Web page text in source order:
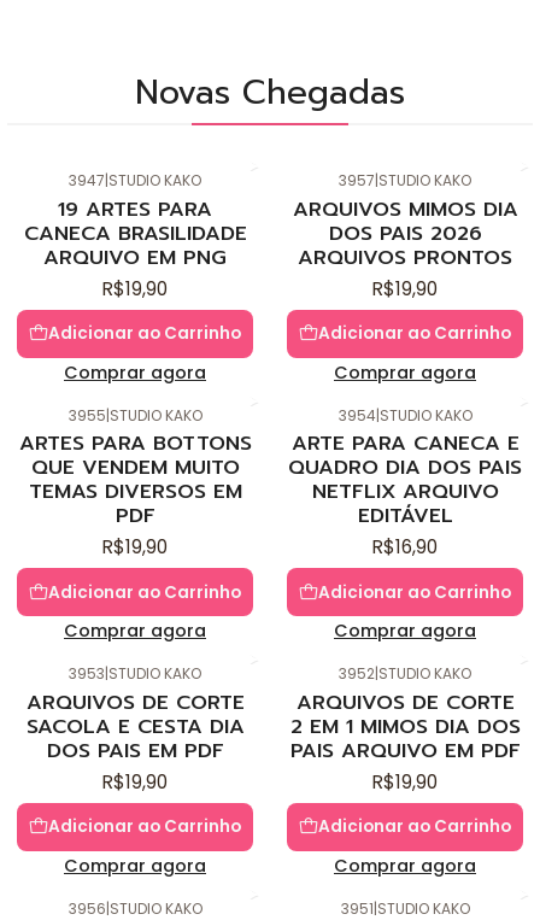
Novas Chegadas
3947|STUDIO KAKO
19 ARTES PARA
CANECA BRASILIDADE
ARQUIVO EM PNG
R$19,90
Adicionar ao Carrinho
Comprar agora
3957|STUDIO KAKO
ARQUIVOS MIMOS DIA
DOS PAIS 2026
ARQUIVOS PRONTOS
R$19,90
Adicionar ao Carrinho
Comprar agora
3955|STUDIO KAKO
ARTES PARA BOTTONS
QUE VENDEM MUITO
TEMAS DIVERSOS EM
PDF
R$19,90
Adicionar ao Carrinho
Comprar agora
3954|STUDIO KAKO
ARTE PARA CANECA E
QUADRO DIA DOS PAIS
NETFLIX ARQUIVO
EDITÁVEL
R$16,90
Adicionar ao Carrinho
Comprar agora
3953|STUDIO KAKO
ARQUIVOS DE CORTE
SACOLA E CESTA DIA
DOS PAIS EM PDF
R$19,90
Adicionar ao Carrinho
Comprar agora
3952|STUDIO KAKO
ARQUIVOS DE CORTE
2 EM 1 MIMOS DIA DOS
PAIS ARQUIVO EM PDF
R$19,90
Adicionar ao Carrinho
Comprar agora
3956|STUDIO KAKO 3951|STUDIO KAKO